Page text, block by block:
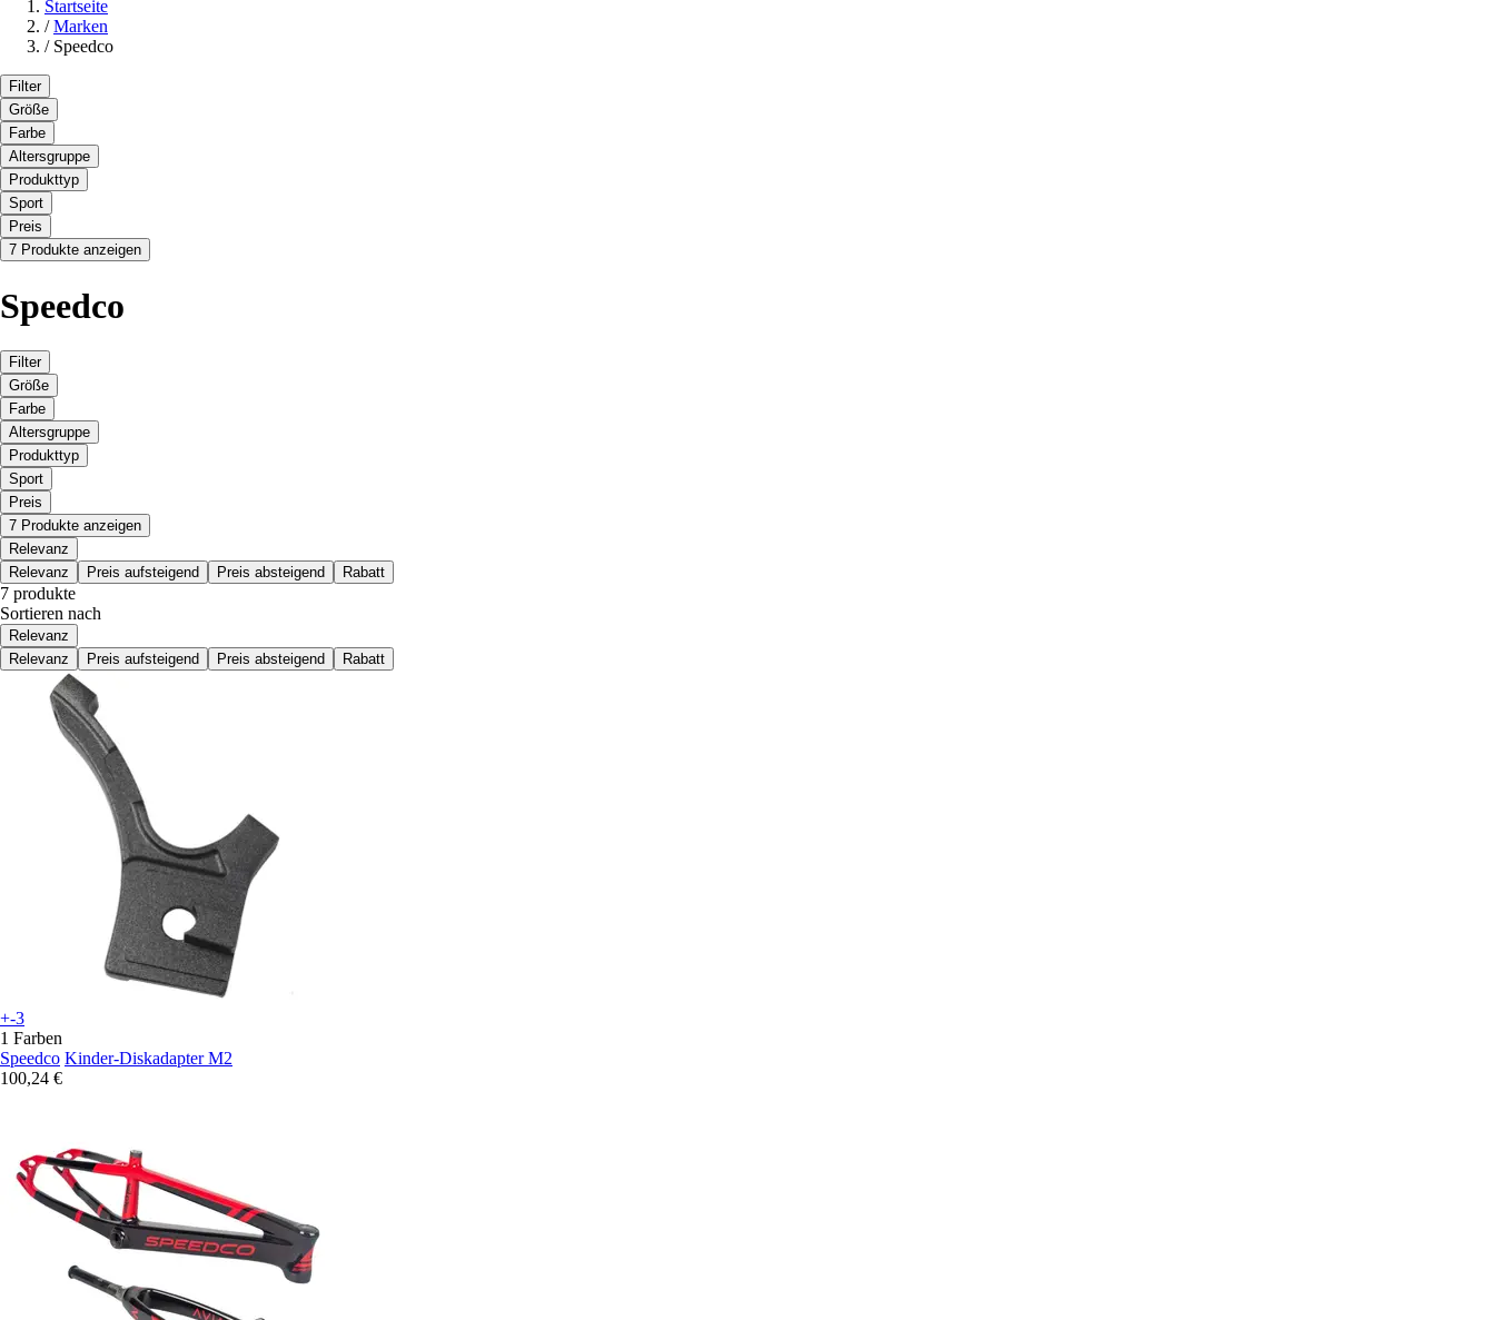
Startseite
/ Marken
/ Speedco
Filter
Größe
Farbe
Altersgruppe
Produkttyp
Sport
Preis
7 Produkte anzeigen
Speedco
Filter
Größe
Farbe
Altersgruppe
Produkttyp
Sport
Preis
7 Produkte anzeigen
Relevanz
Relevanz
Preis aufsteigend Preis absteigend Rabatt
7 produkte
Sortieren nach
Relevanz
Relevanz
Preis aufsteigend Preis absteigend Rabatt
+-3
1 Farben
Speedco Kinder-Diskadapter M2
100,24 €